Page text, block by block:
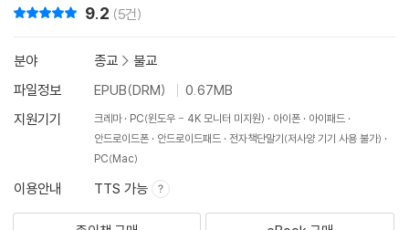
9.2 (5건)
분야 종교 > 불교
파일정보
EPUB(DRM)
0.67MB
지원기기
크레마 PC(윈도우 - 4K 모니터 미지원) 아이폰
아이패드
안드로이드폰
안드로이드패드
전자책단말기(저사양 기기 사용 불가)
PC(Mac)
이용안내 TTS 가능